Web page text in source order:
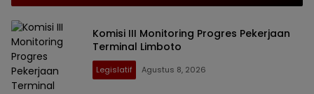
Komisi III Monitoring Progres Pekerjaan
Terminal Limboto
Legislatif Agustus 8, 2026